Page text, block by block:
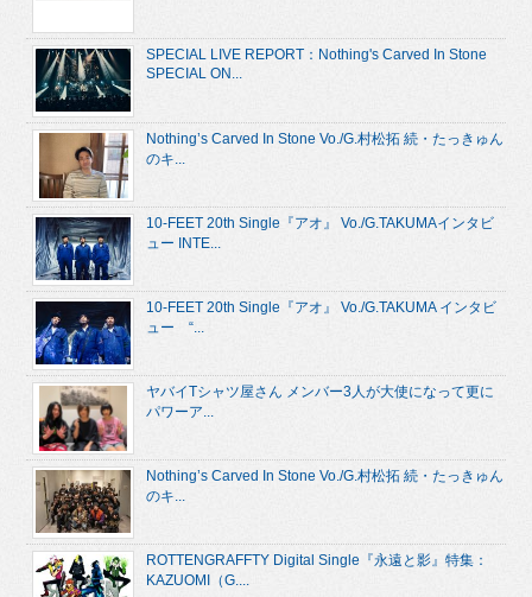
SPECIAL LIVE REPORT：Nothing's Carved In Stone
SPECIAL ON...
Nothing’s Carved In Stone Vo./G.村松拓 続・たっきゅん
のキ...
10-FEET 20th Single『アオ』 Vo./G.TAKUMAインタビ
ュー INTE...
10-FEET 20th Single『アオ』 Vo./G.TAKUMA インタビ
ュー “...
ヤバイTシャツ屋さん メンバー3人が大使になって更に
パワーア...
Nothing’s Carved In Stone Vo./G.村松拓 続・たっきゅん
のキ...
ROTTENGRAFFTY Digital Single『永遠と影』特集：
KAZUOMI（G....